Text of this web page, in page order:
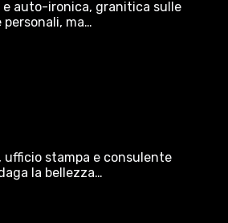
e auto-ironica, granitica sulle
ma…
stampa e consulente
la bellezza…